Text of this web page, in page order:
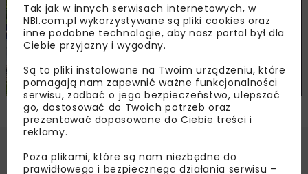
Tak jak w innych serwisach internetowych, w
NBI.com.pl wykorzystywane są pliki cookies oraz
inne podobne technologie, aby nasz portal był dla
Ciebie przyjazny i wygodny.
Są to pliki instalowane na Twoim urządzeniu, które
pomagają nam zapewnić ważne funkcjonalności
serwisu, zadbać o jego bezpieczeństwo, ulepszać
go, dostosować do Twoich potrzeb oraz
prezentować dopasowane do Ciebie treści i
reklamy.
Poza plikami, które są nam niezbędne do
prawidłowego i bezpiecznego działania serwisu –